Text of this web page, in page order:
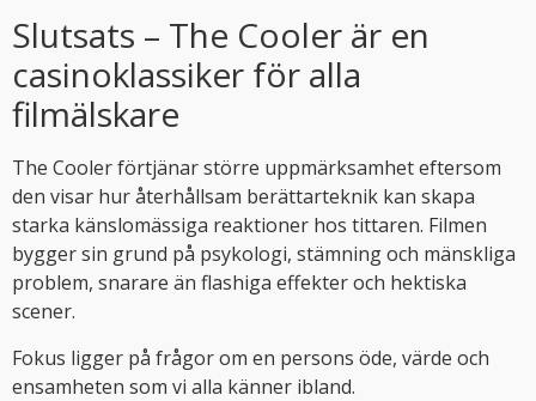
Slutsats – The Cooler är en
casinoklassiker för alla
filmälskare
The Cooler förtjänar större uppmärksamhet eftersom
den visar hur återhållsam berättarteknik kan skapa
starka känslomässiga reaktioner hos tittaren. Filmen
bygger sin grund på psykologi, stämning och mänskliga
problem, snarare än flashiga effekter och hektiska
scener.
Fokus ligger på frågor om en persons öde, värde och
ensamheten som vi alla känner ibland.